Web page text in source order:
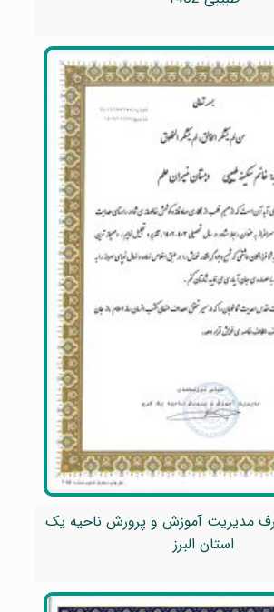
مدیریت آموزش و پرورش ناحیه یک
استان البرز